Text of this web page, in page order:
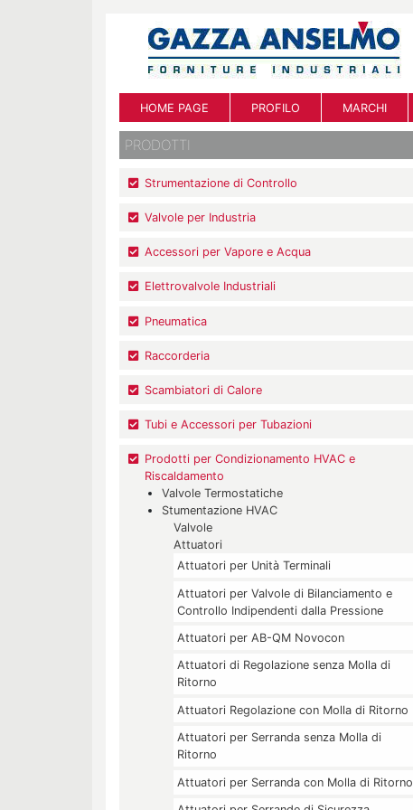
HOME PAGE PROFILO MARCHI
PRODOTTI
Strumentazione di Controllo
Valvole per Industria
Accessori per Vapore e Acqua
Elettrovalvole Industriali
Pneumatica
Raccorderia
Scambiatori di Calore
Tubi e Accessori per Tubazioni
Prodotti per Condizionamento HVAC e
Riscaldamento
Valvole Termostatiche
Stumentazione HVAC
Valvole
Attuatori
Attuatori per Unità Terminali
Attuatori per Valvole di Bilanciamento e
Controllo Indipendenti dalla Pressione
Attuatori per AB-QM Novocon
Attuatori di Regolazione senza Molla di
Ritorno
Attuatori Regolazione con Molla di Ritorno
Attuatori per Serranda senza Molla di
Ritorno
Attuatori per Serranda con Molla di Ritorno